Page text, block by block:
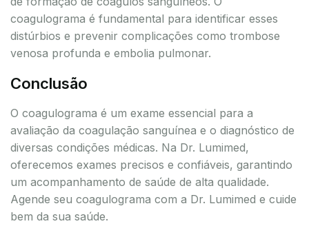
coagulograma é fundamental para identificar esses
distúrbios e prevenir complicações como trombose
venosa profunda e embolia pulmonar.
Conclusão
O coagulograma é um exame essencial para a
avaliação da coagulação sanguínea e o diagnóstico de
diversas condições médicas. Na Dr. Lumimed,
oferecemos exames precisos e confiáveis, garantindo
um acompanhamento de saúde de alta qualidade.
Agende seu coagulograma com a Dr. Lumimed e cuide
bem da sua saúde.